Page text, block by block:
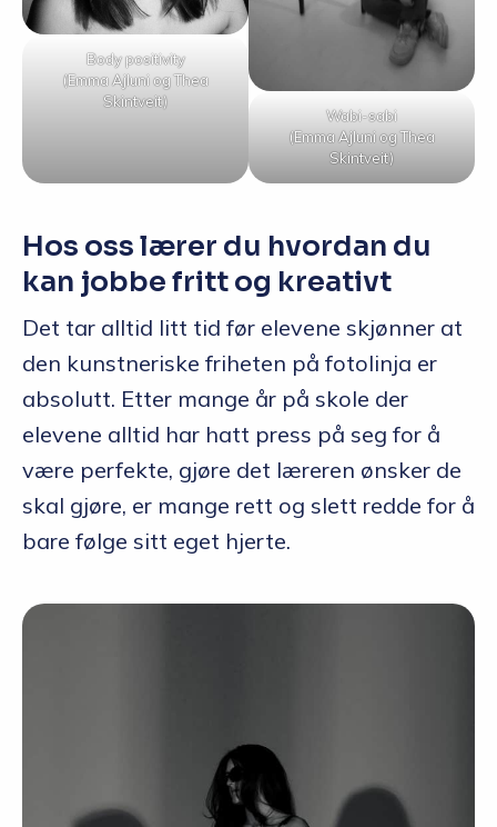
Body positivity
(Emma Ajluni og Thea
Skintveit)
Wabi-sabi
(Emma Ajluni og Thea
Skintveit)
Hos oss lærer du hvordan du
kan jobbe fritt og kreativt
Det tar alltid litt tid før elevene skjønner at
den kunstneriske friheten på fotolinja er
absolutt. Etter mange år på skole der
elevene alltid har hatt press på seg for å
være perfekte, gjøre det læreren ønsker de
skal gjøre, er mange rett og slett redde for å
bare følge sitt eget hjerte.